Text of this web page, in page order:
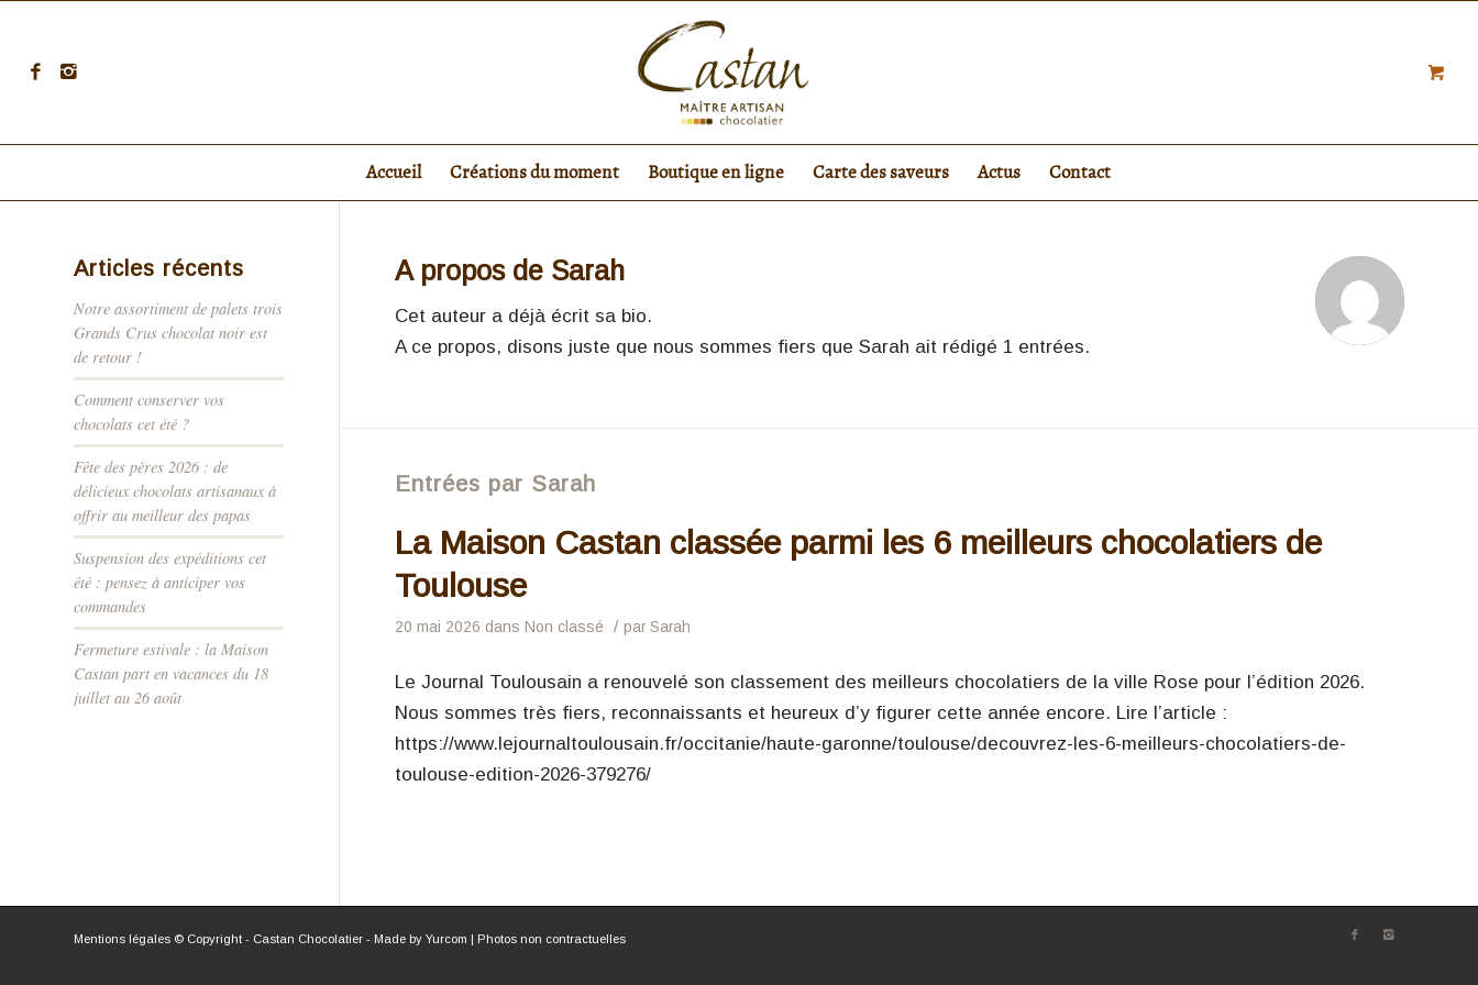
Accueil Créations du moment Boutique en ligne Carte des saveurs Actus Contact
A propos de Sarah
Cet auteur a déjà écrit sa bio.
A ce propos, disons juste que nous sommes fiers que Sarah ait rédigé 1 entrées.
Entrées par Sarah
La Maison Castan classée parmi les 6 meilleurs chocolatiers de
Toulouse
20 mai 2026 dans Non classé / par Sarah
Le Journal Toulousain a renouvelé son classement des meilleurs chocolatiers de la ville Rose pour l’édition 2026.
Nous sommes très fiers, reconnaissants et heureux d’y figurer cette année encore. Lire l’article :
https://www.lejournaltoulousain.fr/occitanie/haute-garonne/toulouse/decouvrez-les-6-meilleurs-chocolatiers-de-
toulouse-edition-2026-379276/
Articles récents
Notre assortiment de palets trois
Grands Crus chocolat noir est
de retour !
Comment conserver vos
chocolats cet été ?
Fête des pères 2026 : de
délicieux chocolats artisanaux à
offrir au meilleur des papas
Suspension des expéditions cet
été : pensez à anticiper vos
commandes
Fermeture estivale : la Maison
Castan part en vacances du 18
juillet au 26 août
Mentions légales © Copyright - Castan Chocolatier - Made by Yurcom | Photos non contractuelles